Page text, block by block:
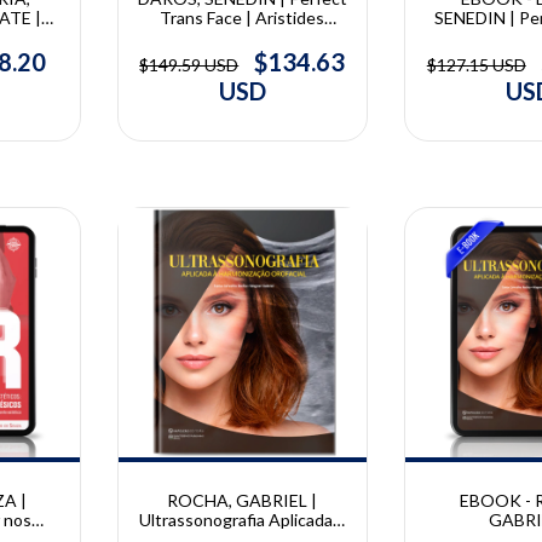
|
|
A.
Trans Face | Aristides
$149.59 USD
$134.63
USD
SENEDIN |
Melissa
$127.15 USD
|
ROCHA, GABRIEL |
Ultrassonografia Aplicada à
EBOOK -